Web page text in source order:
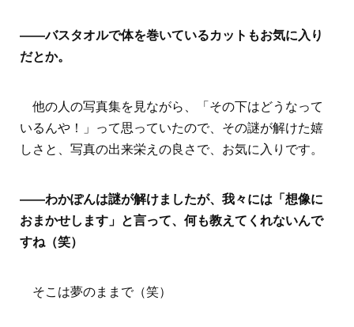
――バスタオルで体を巻いているカットもお気に入り
だとか。
他の人の写真集を見ながら、「その下はどうなって
いるんや！」って思っていたので、その謎が解けた嬉
しさと、写真の出来栄えの良さで、お気に入りです。
――わかぽんは謎が解けましたが、我々には「想像に
おまかせします」と言って、何も教えてくれないんで
すね（笑）
そこは夢のままで（笑）